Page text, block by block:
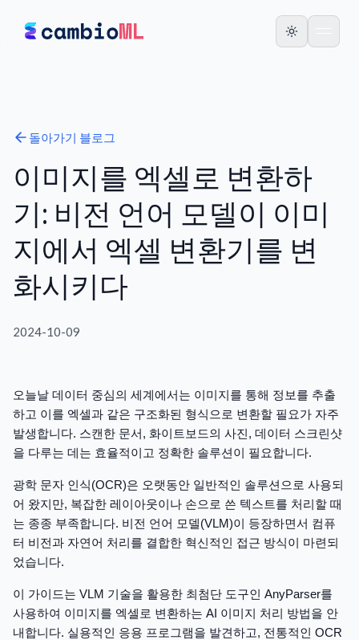
돌아가기 블로그
이미지를 엑셀로 변환하
기: 비전 언어 모델이 이미
지에서 엑셀 변환기를 변
화시키다
2024-10-09
오늘날 데이터 중심의 세계에서는 이미지를 통해 정보를 추출
하고 이를 엑셀과 같은 구조화된 형식으로 변환할 필요가 자주
발생합니다. 스캔한 문서, 화이트보드의 사진, 데이터 스크린샷
을 다루는 데는 효율적이고 정확한 솔루션이 필요합니다.
광학 문자 인식(OCR)은 오랫동안 일반적인 솔루션으로 사용되
어 왔지만, 복잡한 레이아웃이나 손으로 쓴 텍스트를 처리할 때
는 종종 부족합니다. 비전 언어 모델(VLM)이 등장하면서 컴퓨
터 비전과 자연어 처리를 결합한 혁신적인 접근 방식이 마련되
었습니다.
이 가이드는 VLM 기술을 활용한 최첨단 도구인 AnyParser를
사용하여 이미지를 엑셀로 변환하는 AI 이미지 처리 방법을 안
내합니다. 실용적인 응용 프로그램을 발견하고, 전통적인 OCR